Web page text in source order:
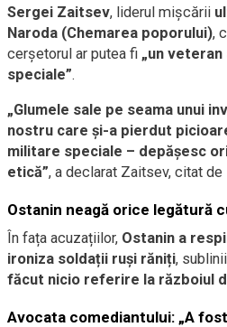
Sergei Zaitsev, liderul mișcării
Naroda (Chemarea poporului),
cerșetorul ar putea fi „un
speciale”.
„Glumele sale pe seama unui
nostru care și-a pierdut
militare speciale – depășesc
etică”, a declarat Zaitsev, citat de
Ostanin neagă orice legătură
În fața acuzațiilor, Ostanin a
ironiza soldații ruși răniți,
făcut nicio referire la războiul
Avocata comediantului: „A